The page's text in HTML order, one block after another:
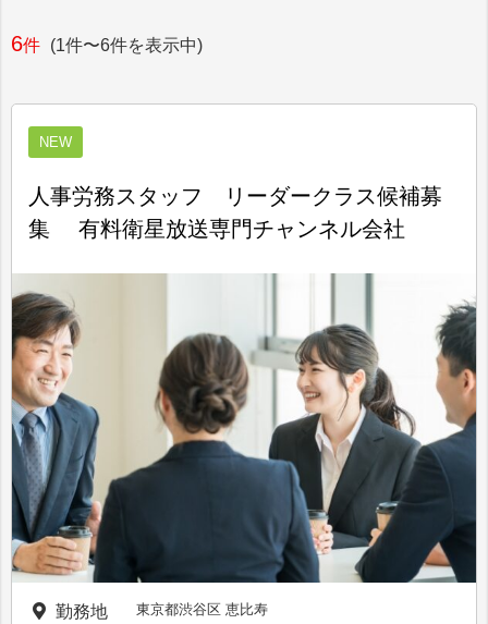
6件 (1件〜6件を表示中)
NEW
人事労務スタッフ リーダークラス候補募
集 有料衛星放送専門チャンネル会社
勤務地 東京都渋谷区 恵比寿